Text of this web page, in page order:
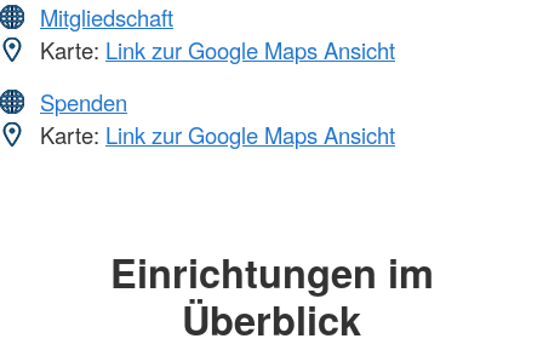
Mitgliedschaft
Karte: Link zur Google Maps Ansicht
Spenden
Karte: Link zur Google Maps Ansicht
Einrichtungen im
Überblick